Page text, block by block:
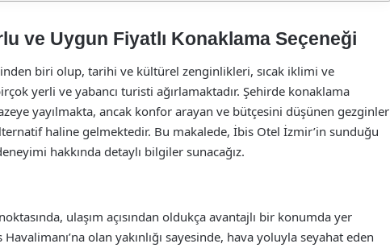
ve Uygun Fiyatlı Konaklama Seçeneği
biri olup, tarihi ve kültürel zenginlikleri, sıcak iklimi ve
yerli ve yabancı turisti ağırlamaktadır. Şehirde konaklama
yayılmakta, ancak konfor arayan ve bütçesini düşünen gezginler
haline gelmektedir. Bu makalede, İbis Otel İzmir’in sunduğu
hakkında detaylı bilgiler sunacağız.
ulaşım açısından oldukça avantajlı bir konumda yer
olan yakınlığı sayesinde, hava yoluyla seyahat eden